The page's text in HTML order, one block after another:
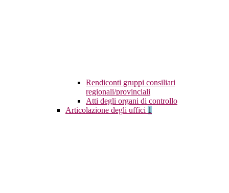
Rendiconti gruppi consiliari
regionali/provinciali
Atti degli organi di controllo
Articolazione degli uffici 1